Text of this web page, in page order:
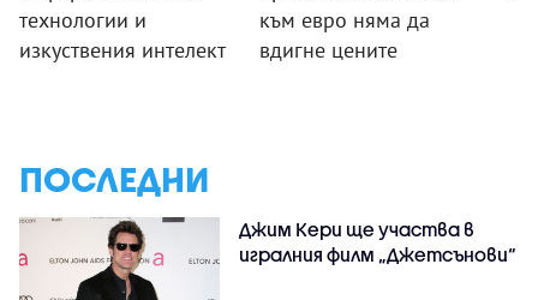
технологии и
изкуствения интелект
към евро няма да
вдигне цените
ПОСЛЕДНИ
Джим Кери ще участва в
игралния филм „Джетсънови“